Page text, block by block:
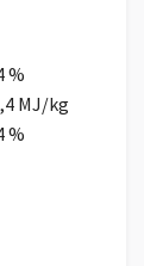
%
MJ/kg
%